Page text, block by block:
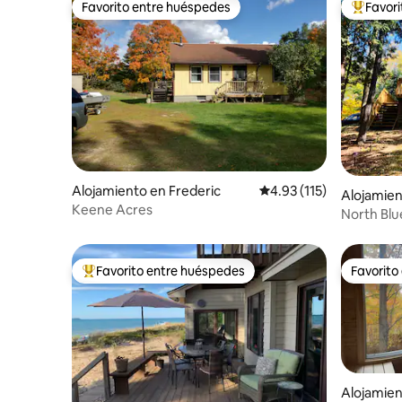
Favorito entre huéspedes
Favorito entre huéspedes
Alojamiento en Frederic Calificación promedio:
4.93 (115)
Keene Acres
North
Favorito entre huéspedes preferido
Favorito entre huéspedes Favorito